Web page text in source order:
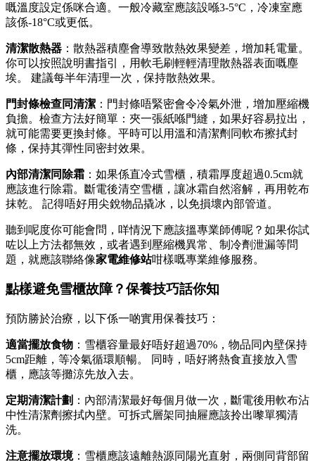
嘅溫度設定係咪合適。一般冷藏室應該設喺3-5°C，冷凍室應
該係-18°C或更低。
清潔散熱器 ：散熱器積塵會導致散熱效果變差，增加耗電量。
你可以按照說明書指引，用軟毛刷輕輕清理散熱器表面嘅塵
埃。 建議每半年清理一次，保持散熱效果。
門封條檢查同清潔 ：門封條唔緊密會令冷氣外泄，增加壓縮機
負擔。檢查方法好簡單：夾一張紙喺門縫，如果好容易拉出，
就可能需要更換封條。平時可以用溫和清潔劑同軟布擦拭封
條，保持其彈性同密封效果。
內部清潔同除霜 ：如果係直冷式雪櫃，積霜厚度超過0.5cm就
應該進行除霜。斷電後清空雪櫃，讓冰霜自然溶解，再用乾布
抹乾。 記得唔好用尖銳物品撬冰，以免損壞內部管道。
聽到呢度你可能會問，咩情況下應該搵專業師傅呢？如果你試
咗以上方法都無效，或者遇到壓縮機異常、制冷劑泄漏等問
題，就應該聯絡像家電維修站咁樣嘅專業維修服務。
點樣避免雪櫃故障？保養技巧話你知
預防勝於治療，以下係一啲實用保養技巧：
適當擺放食物 ：雪櫃容量最好唔好超過70%，物品同內壁保持
5cm距離，等冷氣循環順暢。 同時，唔好將熱食直接放入雪
櫃，應該等攤涼先放入去。
定期清潔計劃 ：內部清潔最好每個月做一次，斷電後用軟布沾
中性清潔劑擦拭內壁。可拆式層架同抽屜應該拎出嚟單獨清
洗。
注意擺放環境：雪櫃應該遠離熱源同陽光直射，兩側同背部留